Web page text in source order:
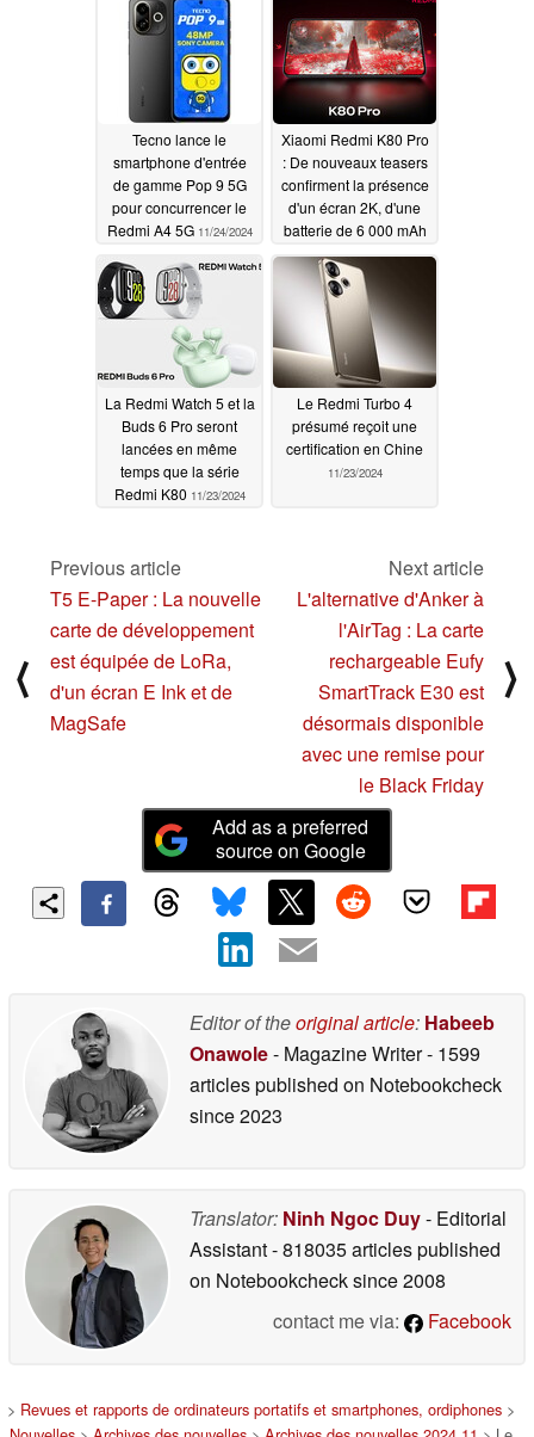
Tecno lance le
smartphone d'entrée
de gamme Pop 9 5G
pour concurrencer le
Redmi A4 5G 11/24/2024
Xiaomi Redmi K80 Pro
: De nouveaux teasers
confirment la présence
d'un écran 2K, d'une
batterie de 6 000 mAh
et d'un système de
chargement sans fil de
50 W 11/23/2024
La Redmi Watch 5 et la
Buds 6 Pro seront
lancées en même
temps que la série
Redmi K80 11/23/2024
Le Redmi Turbo 4
présumé reçoit une
certification en Chine
11/23/2024
⟨
Previous article
T5 E-Paper : La nouvelle
carte de développement
est équipée de LoRa,
d'un écran E Ink et de
MagSafe
Next article
L'alternative d'Anker à
l'AirTag : La carte
rechargeable Eufy
SmartTrack E30 est
désormais disponible
avec une remise pour
le Black Friday
⟩
Add as a preferred
source on Google
Editor of theoriginal article: Habeeb
Onawole- Magazine Writer- 1599
articles published on Notebookcheck
since 2023
Translator: Ninh Ngoc Duy- Editorial
Assistant- 818035 articles published
on Notebookchecksince 2008
contact me via:
Facebook
> Revues et rapports de ordinateurs portatifs et smartphones, ordiphones >